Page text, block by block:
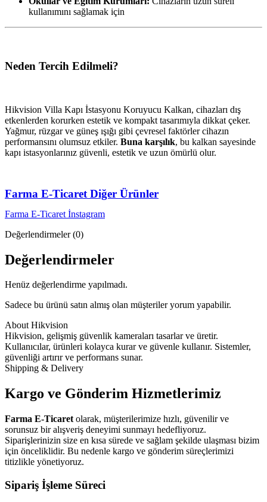
kullanımını sağlamak için
Neden Tercih Edilmeli?
Hikvision Villa Kapı İstasyonu Koruyucu Kalkan, cihazları dış
etkenlerden korurken estetik ve kompakt tasarımıyla dikkat çeker.
Yağmur, rüzgar ve güneş ışığı gibi çevresel faktörler cihazın
performansını olumsuz etkiler. Buna karşılık, bu kalkan sayesinde
kapı istasyonlarınız güvenli, estetik ve uzun ömürlü olur.
Farma E-Ticaret Diğer Ürünler
Farma E-Ticaret İnstagram
Değerlendirmeler (0)
Değerlendirmeler
Henüz değerlendirme yapılmadı.
Sadece bu ürünü satın almış olan müşteriler yorum yapabilir.
About Hikvision
Hikvision, gelişmiş güvenlik kameraları tasarlar ve üretir.
Kullanıcılar, ürünleri kolayca kurar ve güvenle kullanır. Sistemler,
güvenliği artırır ve performans sunar.
Shipping & Delivery
Kargo ve Gönderim Hizmetlerimiz
Farma E-Ticaret olarak, müşterilerimize hızlı, güvenilir ve
sorunsuz bir alışveriş deneyimi sunmayı hedefliyoruz.
Siparişlerinizin size en kısa sürede ve sağlam şekilde ulaşması bizim
için önceliklidir. Bu nedenle kargo ve gönderim süreçlerimizi
titizlikle yönetiyoruz.
Sipariş İşleme Süreci